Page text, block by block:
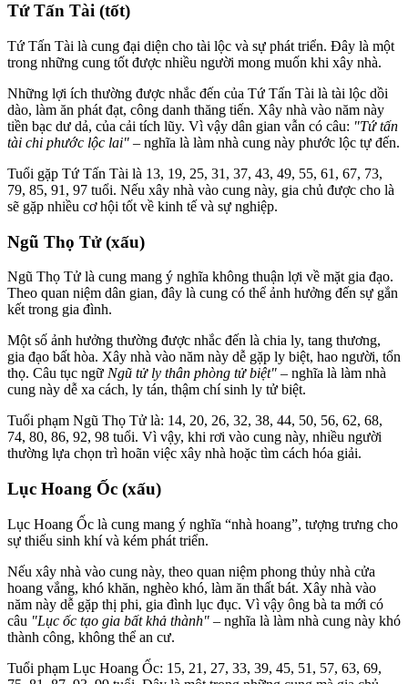
Tứ Tấn Tài (tốt)
Tứ Tấn Tài là cung đại diện cho tài lộc và sự phát triển. Đây là một
trong những cung tốt được nhiều người mong muốn khi xây nhà.
Những lợi ích thường được nhắc đến của Tứ Tấn Tài là tài lộc dồi
dào, làm ăn phát đạt, công danh thăng tiến. Xây nhà vào năm này
tiền bạc dư dả, của cải tích lũy. Vì vậy dân gian vẫn có câu: "Tứ tấn
tài chi phước lộc lai" – nghĩa là làm nhà cung này phước lộc tự đến.
Tuổi gặp Tứ Tấn Tài là 13, 19, 25, 31, 37, 43, 49, 55, 61, 67, 73,
79, 85, 91, 97 tuổi. Nếu xây nhà vào cung này, gia chủ được cho là
sẽ gặp nhiều cơ hội tốt về kinh tế và sự nghiệp.
Ngũ Thọ Tử (xấu)
Ngũ Thọ Tử là cung mang ý nghĩa không thuận lợi về mặt gia đạo.
Theo quan niệm dân gian, đây là cung có thể ảnh hưởng đến sự gắn
kết trong gia đình.
Một số ảnh hưởng thường được nhắc đến là chia ly, tang thương,
gia đạo bất hòa. Xây nhà vào năm này dễ gặp ly biệt, hao người, tổn
thọ. Câu tục ngữ Ngũ tử ly thân phòng tử biệt" – nghĩa là làm nhà
cung này dễ xa cách, ly tán, thậm chí sinh ly tử biệt.
Tuổi phạm Ngũ Thọ Tử là: 14, 20, 26, 32, 38, 44, 50, 56, 62, 68,
74, 80, 86, 92, 98 tuổi. Vì vậy, khi rơi vào cung này, nhiều người
thường lựa chọn trì hoãn việc xây nhà hoặc tìm cách hóa giải.
Lục Hoang Ốc (xấu)
Lục Hoang Ốc là cung mang ý nghĩa “nhà hoang”, tượng trưng cho
sự thiếu sinh khí và kém phát triển.
Nếu xây nhà vào cung này, theo quan niệm phong thủy nhà cửa
hoang vắng, khó khăn, nghèo khó, làm ăn thất bát. Xây nhà vào
năm này dễ gặp thị phi, gia đình lục đục. Vì vậy ông bà ta mới có
câu "Lục ốc tạo gia bất khả thành" – nghĩa là làm nhà cung này khó
thành công, không thể an cư.
Tuổi phạm Lục Hoang Ốc: 15, 21, 27, 33, 39, 45, 51, 57, 63, 69,